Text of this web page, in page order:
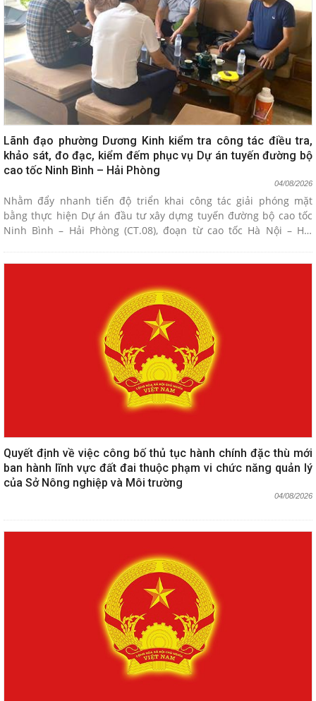
Lãnh đạo phường Dương Kinh kiểm tra công tác điều tra,
khảo sát, đo đạc, kiểm đếm phục vụ Dự án tuyến đường bộ
cao tốc Ninh Bình – Hải Phòng
04/08/2026
Nhằm đẩy nhanh tiến độ triển khai công tác giải phóng mặt
bằng thực hiện Dự án đầu tư xây dựng tuyến đường bộ cao tốc
Ninh Bình – Hải Phòng (CT.08), đoạn từ cao tốc Hà Nội – Hải
Dương Kinh, lãnh đạo phường đã trực tiếp kiểm tra công tác điều
đất đối với các trường hợp thuộc diện thu hồi đất.
Quyết định về việc công bố thủ tục hành chính đặc thù mới
ban hành lĩnh vực đất đai thuộc phạm vi chức năng quản lý
của Sở Nông nghiệp và Môi trường
04/08/2026